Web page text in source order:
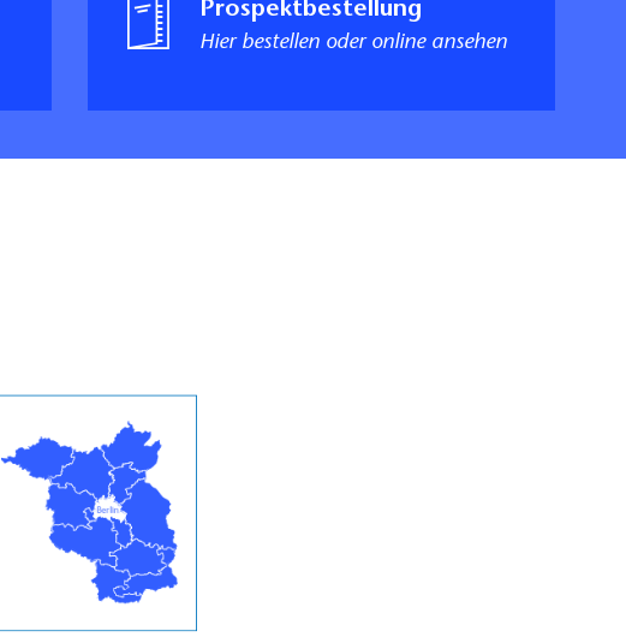
Prospektbestellung
Hier bestellen oder online ansehen